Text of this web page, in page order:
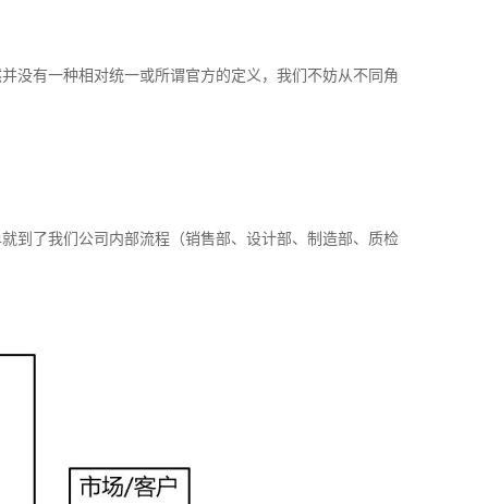
没有一种相对统一或所谓官方的定义，我们不妨从不同角
到了我们公司内部流程（销售部、设计部、制造部、质检